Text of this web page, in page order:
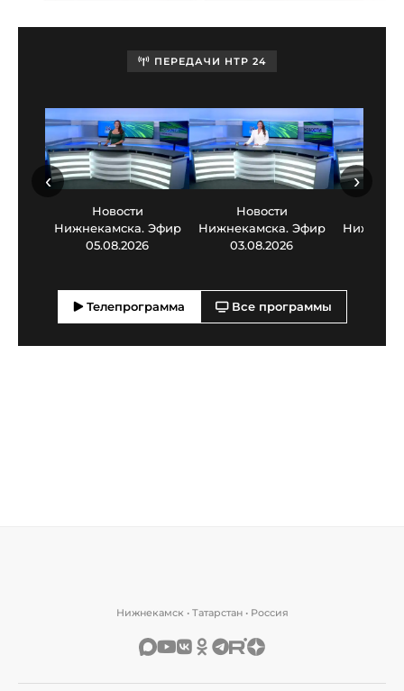
ПЕРЕДАЧИ НТР 24
Новости
Нижнекамска. Эфир
05.08.2026
Новости
Нижнекамска. Эфир
03.08.2026
‹ ›
Телепрограмма Все программы
Нижнекамск • Татарстан • Россия